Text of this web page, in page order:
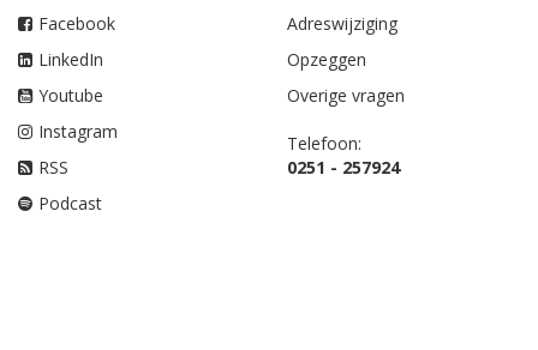
Facebook
LinkedIn
Youtube
Instagram
RSS
Podcast
Adreswijziging
Opzeggen
Overige vragen
Telefoon:
0251 - 257924